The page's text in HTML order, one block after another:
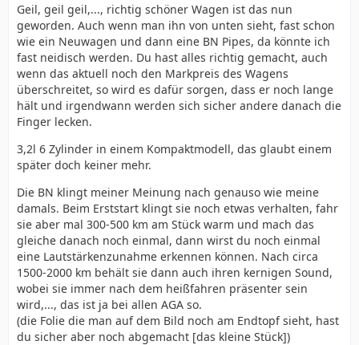
Geil, geil geil,..., richtig schöner Wagen ist das nun
geworden. Auch wenn man ihn von unten sieht, fast schon
wie ein Neuwagen und dann eine BN Pipes, da könnte ich
fast neidisch werden. Du hast alles richtig gemacht, auch
wenn das aktuell noch den Markpreis des Wagens
überschreitet, so wird es dafür sorgen, dass er noch lange
hält und irgendwann werden sich sicher andere danach die
Finger lecken.
3,2l 6 Zylinder in einem Kompaktmodell, das glaubt einem
später doch keiner mehr.
Die BN klingt meiner Meinung nach genauso wie meine
damals. Beim Erststart klingt sie noch etwas verhalten, fahr
sie aber mal 300-500 km am Stück warm und mach das
gleiche danach noch einmal, dann wirst du noch einmal
eine Lautstärkenzunahme erkennen können. Nach circa
1500-2000 km behält sie dann auch ihren kernigen Sound,
wobei sie immer nach dem heißfahren präsenter sein
wird,..., das ist ja bei allen AGA so.
(die Folie die man auf dem Bild noch am Endtopf sieht, hast
du sicher aber noch abgemacht [das kleine Stück])